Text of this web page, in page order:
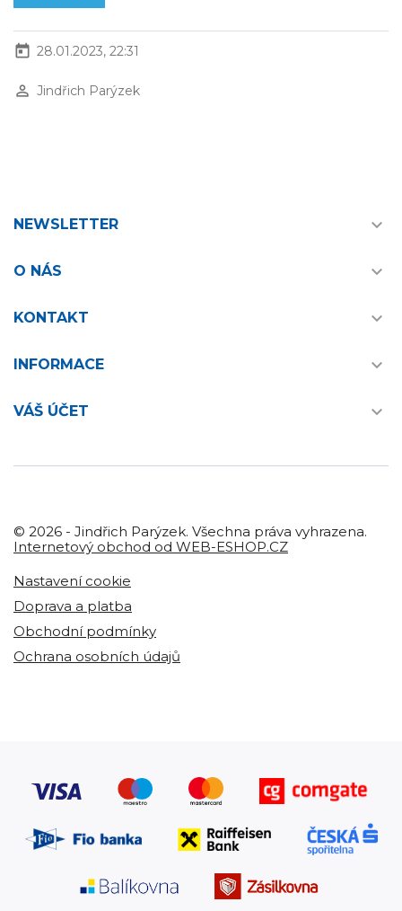
today 28.01.2023, 22:31
perm_identity Jindřich Parýzek
NEWSLETTER 
O NÁS 
KONTAKT 
INFORMACE 
VÁŠ ÚČET 
© 2026 - Jindřich Parýzek. Všechna práva vyhrazena.
Internetový obchod od WEB-ESHOP.CZ
Nastavení cookie
Doprava a platba
Obchodní podmínky
Ochrana osobních údajů